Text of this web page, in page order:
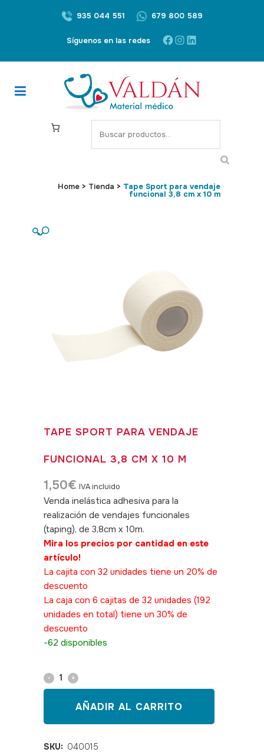
935 044 551 679 800 589
Síguenos en las redes Facebook
Instagram
LinkedIn
S
e
c
Home > Tienda > Tape Sport para vendaje
funcional 3,8 cm x 10 m
🔍
TAPE SPORT PARA VENDAJE
FUNCIONAL 3,8 CM X 10 M
1,50€ IVA incluido
Venda inelástica adhesiva para la
realización de vendajes funcionales
(taping), de 3,8cm x 10m.
Mira los precios por cantidad en este
artículo!
La cajita con 32 unidades tiene un 20% de
descuento
La caja con 6 cajitas de 32 unidades (192
unidades en total) tiene un 30% de
descuento
-62 disponibles
Tape
para
vendaje
AÑADIR AL CARRITO
SKU: 040015